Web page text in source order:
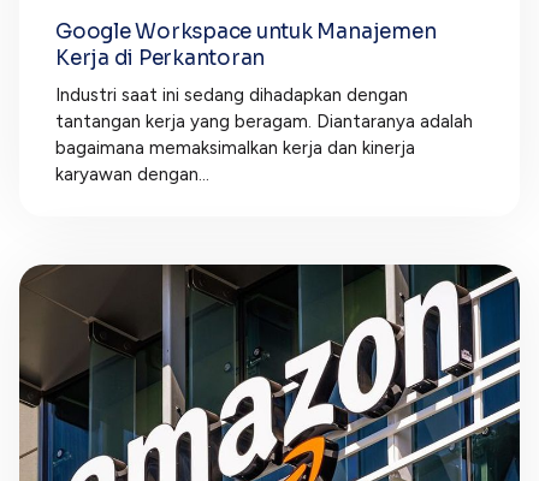
Google Workspace untuk Manajemen
Kerja di Perkantoran
Industri saat ini sedang dihadapkan dengan
tantangan kerja yang beragam. Diantaranya adalah
bagaimana memaksimalkan kerja dan kinerja
karyawan dengan...